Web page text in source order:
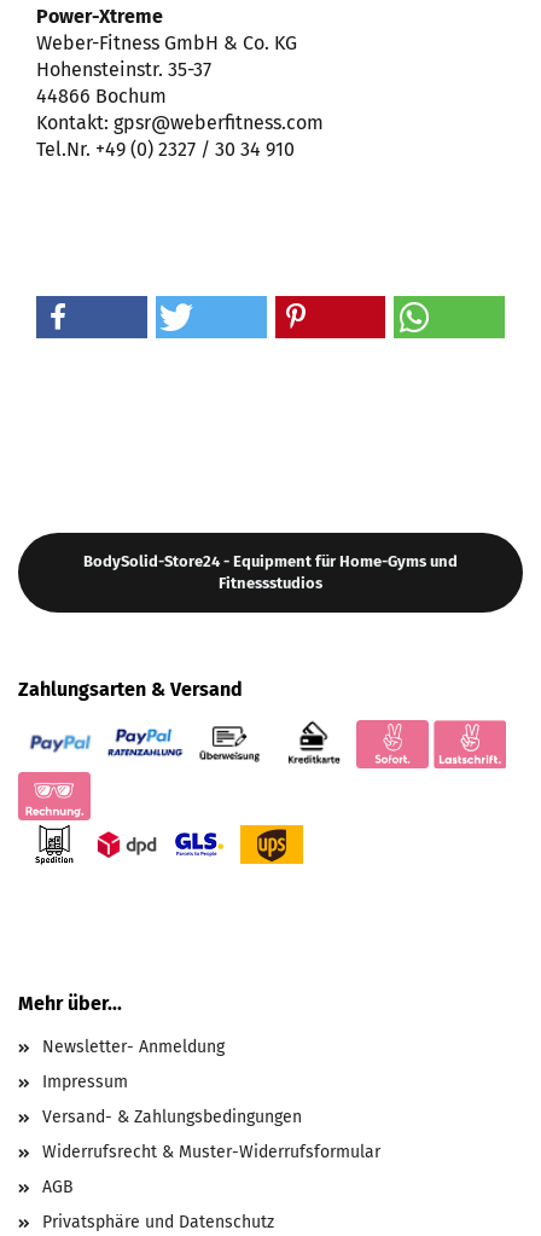
Power-Xtreme
Weber-Fitness GmbH & Co. KG
Hohensteinstr. 35-37
44866 Bochum
Kontakt: gpsr@weberfitness.com
Tel.Nr. +49 (0) 2327 / 30 34 910
BodySolid-Store24 - Equipment für Home-Gyms und
Fitnessstudios
Zahlungsarten & Versand
Mehr über...
Newsletter- Anmeldung
Impressum
Versand- & Zahlungsbedingungen
Widerrufsrecht & Muster-Widerrufsformular
AGB
Privatsphäre und Datenschutz